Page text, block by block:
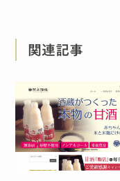
関連記事